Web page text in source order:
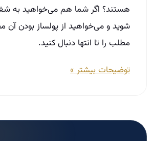
هستند؟ اگر شما هم می‌خواهید به
شوید و می‌خواهید از پولساز بودن آن
مطلب را تا انتها دنبال کنید.
توضیحات بیشتر »